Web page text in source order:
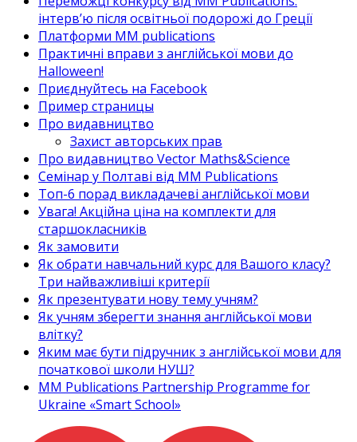
інтерв’ю після освітньої подорожі до Греції
Платформи MM publications
Практичні вправи з англійської мови до
Halloween!
Приєднуйтесь на Facebook
Пример страницы
Про видавництво
Захист авторських прав
Про видавництво Vector Maths&Science
Семінар у Полтаві від MM Publications
Топ-6 порад викладачеві англійської мови
Увага! Акційна ціна на комплекти для
старшокласників
Як замовити
Як обрати навчальний курс для Вашого класу?
Три найважливіші критерії
Як презентувати нову тему учням?
Як учням зберегти знання англійської мови
влітку?
Яким має бути підручник з англійської мови для
початкової школи НУШ?
MM Publications Partnership Programme for
Ukraine «Smart School»